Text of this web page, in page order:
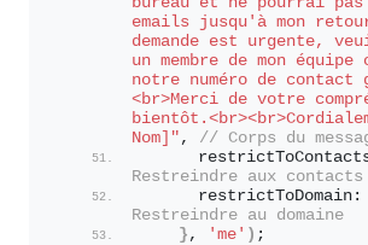
emails jusqu'à mon
demande est urgente,
un membre de mon
notre numéro de contact
<br>Merci de votre
Nom]" , // Corps du
Restreindre aux contacts
      restrictToDomain:
Restreindre au domaine
} , 'me' ) ;